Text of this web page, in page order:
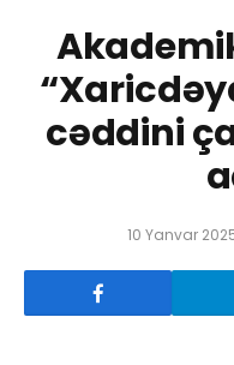
cəddini
10 Yanvar